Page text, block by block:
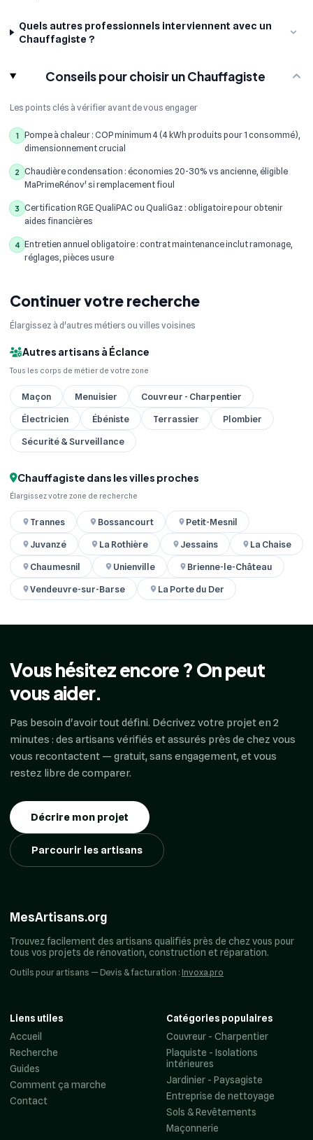
Quels autres professionnels interviennent avec un
Chauffagiste ?
Conseils pour choisir un Chauffagiste
Les points clés à vérifier avant de vous engager
1
Pompe à chaleur : COP minimum 4 (4 kWh produits pour 1 consommé),
dimensionnement crucial
2
Chaudière condensation : économies 20-30% vs ancienne, éligible
MaPrimeRénov' si remplacement fioul
3
Certification RGE QualiPAC ou QualiGaz : obligatoire pour obtenir
aides financières
4 Entretien annuel obligatoire : contrat maintenance inclut ramonage,
réglages, pièces usure
Continuer votre recherche
Élargissez à d'autres métiers ou villes voisines
Autres artisans à Éclance
Tous les corps de métier de votre zone
Maçon Menuisier
Couvreur - Charpentier
Électricien
Ébéniste Terrassier
Plombier
Sécurité & Surveillance
Chauffagiste dans les villes proches
Élargissez votre zone de recherche
Trannes Bossancourt
Petit-Mesnil
Juvanzé
La Rothière Jessains
La Chaise
Chaumesnil
Unienville
Brienne-le-Château
Vendeuvre-sur-Barse
La Porte du Der
Vous hésitez encore ? On peut
vous aider.
Pas besoin d'avoir tout défini. Décrivez votre projet en 2
minutes : des artisans vérifiés et assurés près de chez vous
vous recontactent — gratuit, sans engagement, et vous
restez libre de comparer.
Décrire mon projet
Parcourir les artisans
MesArtisans.org
Trouvez facilement des artisans qualifiés près de chez vous pour
tous vos projets de rénovation, construction et réparation.
Outils pour artisans — Devis & facturation : Invoxa.pro
Liens utiles
Accueil
Recherche
Guides
Comment ça marche
Contact
Catégories populaires
Couvreur - Charpentier
Plaquiste - Isolations
intérieures
Jardinier - Paysagiste
Entreprise de nettoyage
Sols & Revêtements
Maçonnerie